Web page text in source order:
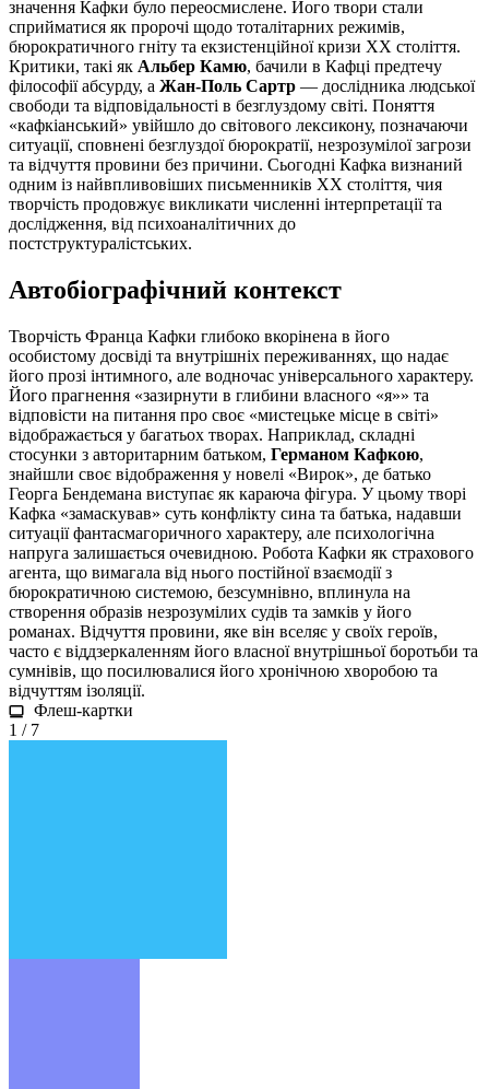
значення Кафки було переосмислене. Його твори стали
сприйматися як пророчі щодо тоталітарних режимів,
бюрократичного гніту та екзистенційної кризи XX століття.
Критики, такі як Альбер Камю, бачили в Кафці предтечу
філософії абсурду, а Жан-Поль Сартр — дослідника людської
свободи та відповідальності в безглуздому світі. Поняття
«кафкіанський» увійшло до світового лексикону, позначаючи
ситуації, сповнені безглуздої бюрократії, незрозумілої загрози
та відчуття провини без причини. Сьогодні Кафка визнаний
одним із найвпливовіших письменників XX століття, чия
творчість продовжує викликати численні інтерпретації та
дослідження, від психоаналітичних до
постструктуралістських.
Автобіографічний контекст
Творчість Франца Кафки глибоко вкорінена в його
особистому досвіді та внутрішніх переживаннях, що надає
його прозі інтимного, але водночас універсального характеру.
Його прагнення «зазирнути в глибини власного «я»» та
відповісти на питання про своє «мистецьке місце в світі»
відображається у багатьох творах. Наприклад, складні
стосунки з авторитарним батьком, Германом Кафкою,
знайшли своє відображення у новелі «Вирок», де батько
Георга Бендемана виступає як караюча фігура. У цьому творі
Кафка «замаскував» суть конфлікту сина та батька, надавши
ситуації фантасмагоричного характеру, але психологічна
напруга залишається очевидною. Робота Кафки як страхового
агента, що вимагала від нього постійної взаємодії з
бюрократичною системою, безсумнівно, вплинула на
створення образів незрозумілих судів та замків у його
романах. Відчуття провини, яке він вселяє у своїх героїв,
часто є віддзеркаленням його власної внутрішньої боротьби та
сумнівів, що посилювалися його хронічною хворобою та
відчуттям ізоляції.
Флеш-картки
1 / 7